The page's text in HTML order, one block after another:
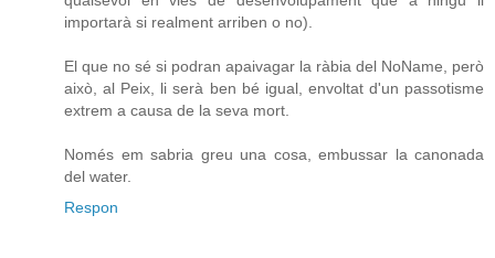
importarà si realment arriben o no).
El que no sé si podran apaivagar la ràbia del NoName, però
això, al Peix, li serà ben bé igual, envoltat d'un passotisme
extrem a causa de la seva mort.
Només em sabria greu una cosa, embussar la canonada
del water.
Respon